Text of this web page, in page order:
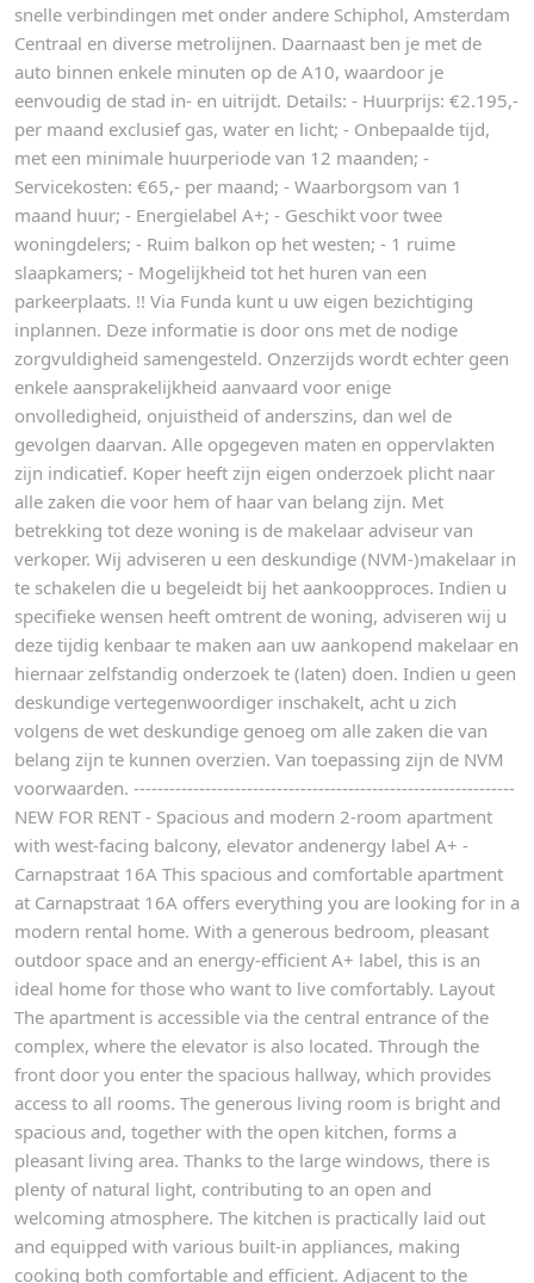
snelle verbindingen met onder andere Schiphol, Amsterdam
Centraal en diverse metrolijnen. Daarnaast ben je met de
auto binnen enkele minuten op de A10, waardoor je
eenvoudig de stad in- en uitrijdt. Details: - Huurprijs: €2.195,-
per maand exclusief gas, water en licht; - Onbepaalde tijd,
met een minimale huurperiode van 12 maanden; -
Servicekosten: €65,- per maand; - Waarborgsom van 1
maand huur; - Energielabel A+; - Geschikt voor twee
woningdelers; - Ruim balkon op het westen; - 1 ruime
slaapkamers; - Mogelijkheid tot het huren van een
parkeerplaats. !! Via Funda kunt u uw eigen bezichtiging
inplannen. Deze informatie is door ons met de nodige
zorgvuldigheid samengesteld. Onzerzijds wordt echter geen
enkele aansprakelijkheid aanvaard voor enige
onvolledigheid, onjuistheid of anderszins, dan wel de
gevolgen daarvan. Alle opgegeven maten en oppervlakten
zijn indicatief. Koper heeft zijn eigen onderzoek plicht naar
alle zaken die voor hem of haar van belang zijn. Met
betrekking tot deze woning is de makelaar adviseur van
verkoper. Wij adviseren u een deskundige (NVM-)makelaar in
te schakelen die u begeleidt bij het aankoopproces. Indien u
specifieke wensen heeft omtrent de woning, adviseren wij u
deze tijdig kenbaar te maken aan uw aankopend makelaar en
hiernaar zelfstandig onderzoek te (laten) doen. Indien u geen
deskundige vertegenwoordiger inschakelt, acht u zich
volgens de wet deskundige genoeg om alle zaken die van
belang zijn te kunnen overzien. Van toepassing zijn de NVM
voorwaarden. ----------------------------------------------------------------
NEW FOR RENT - Spacious and modern 2-room apartment
with west-facing balcony, elevator andenergy label A+ -
Carnapstraat 16A This spacious and comfortable apartment
at Carnapstraat 16A offers everything you are looking for in a
modern rental home. With a generous bedroom, pleasant
outdoor space and an energy-efficient A+ label, this is an
ideal home for those who want to live comfortably. Layout
The apartment is accessible via the central entrance of the
complex, where the elevator is also located. Through the
front door you enter the spacious hallway, which provides
access to all rooms. The generous living room is bright and
spacious and, together with the open kitchen, forms a
pleasant living area. Thanks to the large windows, there is
plenty of natural light, contributing to an open and
welcoming atmosphere. The kitchen is practically laid out
and equipped with various built-in appliances, making
cooking both comfortable and efficient. Adjacent to the